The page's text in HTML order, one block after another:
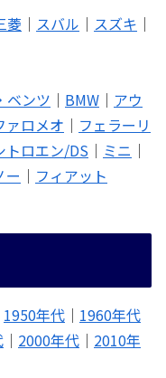
菱 ｜ スバル ｜ スズキ ｜
ベンツ ｜ BMW ｜ アウ
ァロメオ ｜ フェラーリ
トロエン/DS ｜ ミニ ｜
ー ｜ フィアット
1950年代 ｜ 1960年代
｜ 2000年代 ｜ 2010年